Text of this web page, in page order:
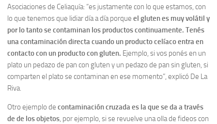
Asociaciones de Celiaquía: “es justamente con lo que estamos, con
lo que tenemos que lidiar día a día porque el gluten es muy volátil y
por lo tanto se contaminan los productos continuamente. Tenés
una contaminación directa cuando un producto celíaco entra en
contacto con un producto con gluten. Ejemplo, si vos ponés en un
plato un pedazo de pan con gluten y un pedazo de pan sin gluten, si
comparten el plato se contaminan en ese momento”, explicó De La
Riva.
Otro ejemplo de contaminación cruzada es la que se da a través
de de los objetos, por ejemplo, si se revuelve una olla de fideos con